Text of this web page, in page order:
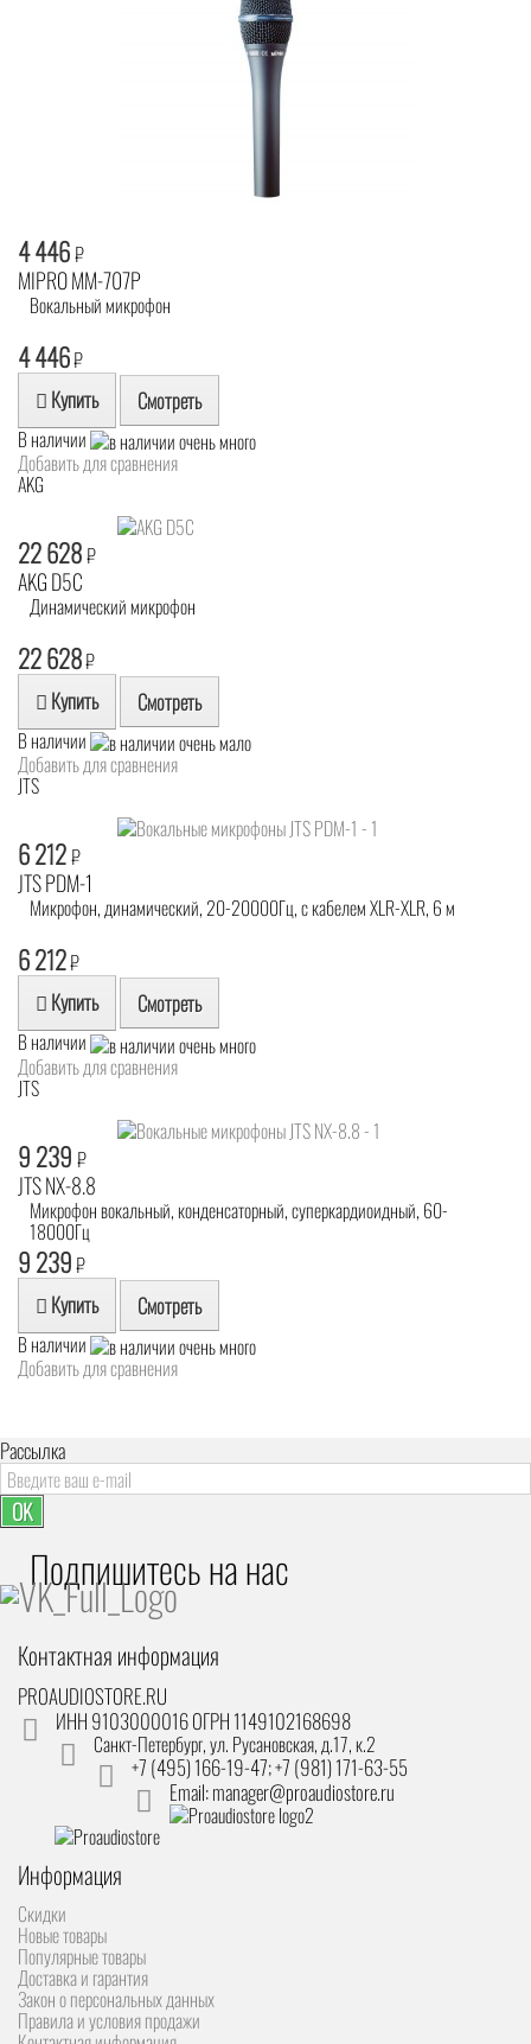
4 446₽
MIPRO MM-707P
Вокальный микрофон
4 446₽
Купить Смотреть
В наличии
Добавить для сравнения
AKG
22 628₽
AKG D5C
Динамический микрофон
22 628₽
Купить Смотреть
В наличии
Добавить для сравнения
JTS
6 212₽
JTS PDM-1
Микрофон, динамический, 20-20000Гц, с кабелем XLR-XLR, 6 м
6 212₽
Купить Смотреть
В наличии
Добавить для сравнения
JTS
9 239 ₽
JTS NX-8.8
Микрофон вокальный, конденсаторный, суперкардиоидный, 60-
18000Гц
9 239₽
Купить Смотреть
В наличии
Добавить для сравнения
Рассылка
OK
Подпишитесь на наc
Контактная информация
PROAUDIOSTORE.RU
ИНН 9103000016 ОГРН 1149102168698
Санкт-Петербург,ул. Русановская, д.17, к.2
+7 (495) 166-19-47; +7 (981) 171-63-55
Email: manager@proaudiostore.ru
Информация
Скидки
Новые товары
Популярные товары
Доставка и гарантия
Закон о персональных данных
Правила и условия продажи